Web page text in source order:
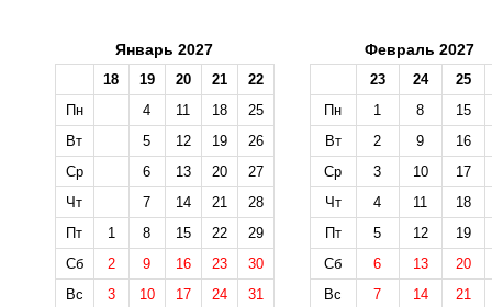
Январь 2027
18 19 20 21
22
Пн
4 11 18
25
Вт
5 12 19
26
Ср
6 13 20
27
Чт
7 14 21
28
Пт
1 8 15 22
29
Сб
2 9 16 23
30
Вс
3 10 17 24 31
Февраль 2027
23 24
25
Пн
1 8
15
Вт
2 9
16
Ср
3 10
17
Чт
4 11
18
Пт
5 12
19
Сб
6 13
20
Вс
7 14 21